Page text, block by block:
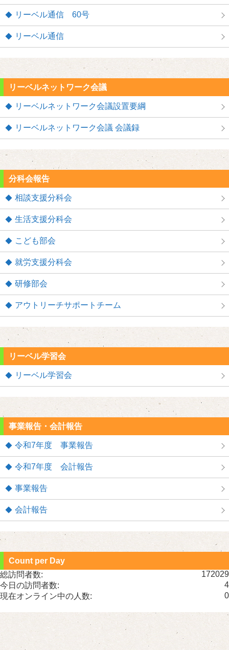
リーベル通信 60号
リーベル通信
リーベルネットワーク会議
リーベルネットワーク会議設置要綱
リーベルネットワーク会議 会議録
分科会報告
相談支援分科会
生活支援分科会
こども部会
就労支援分科会
研修部会
アウトリーチサポートチーム
リーベル学習会
リーベル学習会
事業報告・会計報告
令和7年度 事業報告
令和7年度 会計報告
事業報告
会計報告
Count per Day
172029
総訪問者数:
4
今日の訪問者数:
0
現在オンライン中の人数: